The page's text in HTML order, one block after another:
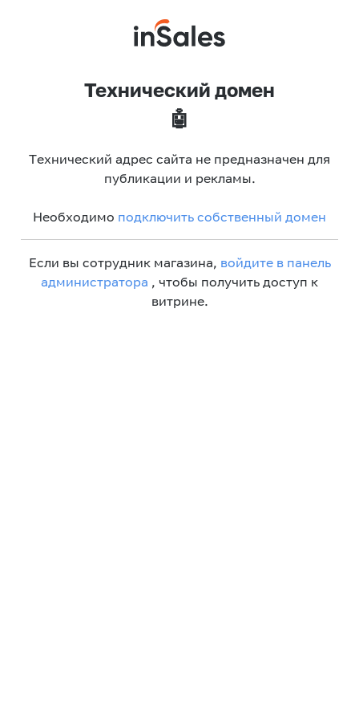
Технический домен
🤖
Технический адрес сайта не предназначен для
публикации и рекламы.
Необходимо подключить собственный домен
Если вы сотрудник магазина, войдите в панель
администратора , чтобы получить доступ к
витрине.